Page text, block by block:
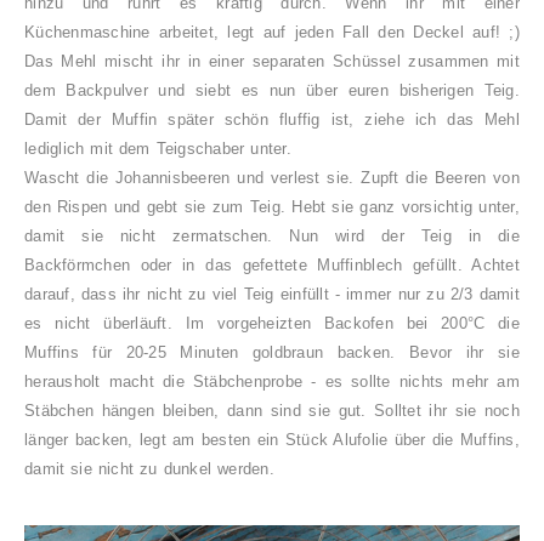
Küchenmaschine arbeitet, legt auf jeden Fall den Deckel auf! ;)
Das Mehl mischt ihr in einer separaten Schüssel zusammen mit
dem Backpulver und siebt es nun über euren bisherigen Teig.
Damit der Muffin später schön fluffig ist, ziehe ich das Mehl
lediglich mit dem Teigschaber unter.
Wascht die Johannisbeeren und verlest sie. Zupft die Beeren von
den Rispen und gebt sie zum Teig. Hebt sie ganz vorsichtig unter,
damit sie nicht zermatschen. Nun wird der Teig in die
Backförmchen oder in das gefettete Muffinblech gefüllt. Achtet
darauf, dass ihr nicht zu viel Teig einfüllt - immer nur zu 2/3 damit
es nicht überläuft. Im vorgeheizten Backofen bei 200°C die
Muffins für 20-25 Minuten goldbraun backen. Bevor ihr sie
herausholt macht die Stäbchenprobe - es sollte nichts mehr am
Stäbchen hängen bleiben, dann sind sie gut. Solltet ihr sie noch
länger backen, legt am besten ein Stück Alufolie über die Muffins,
damit sie nicht zu dunkel werden.